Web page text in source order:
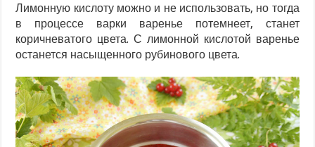
Лимонную кислоту можно и не использовать, но тогда
в процессе варки варенье потемнеет, станет
коричневатого цвета. С лимонной кислотой варенье
останется насыщенного рубинового цвета.